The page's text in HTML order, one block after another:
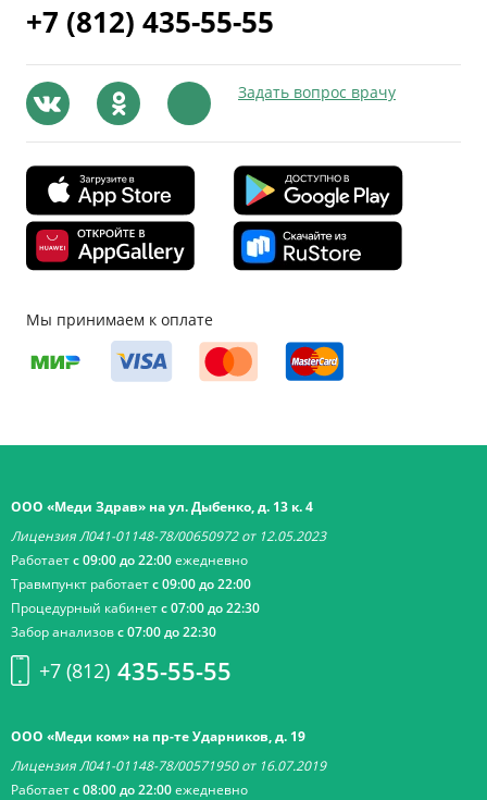
+7 (812) 435-55-55
Задать вопрос врачу
Мы принимаем к оплате
ООО «Меди Здрав» на ул. Дыбенко, д. 13 к. 4
Лицензия Л041-01148-78/00650972 от 12.05.2023
Работаетс 09:00 до 22:00ежедневно
Травмпункт работаетс 09:00 до 22:00
Процедурный кабинетс 07:00 до 22:30
Забор анализовс 07:00 до 22:30
+7 (812) 435-55-55
ООО «Меди ком» на пр-те Ударников, д. 19
Лицензия Л041-01148-78/00571950 от 16.07.2019
Работаетс 08:00 до 22:00ежедневно